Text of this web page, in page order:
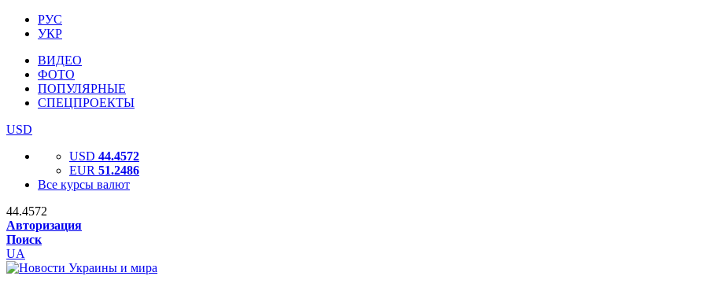
РУС
УКР
ВИДЕО
ФОТО
ПОПУЛЯРНЫЕ
СПЕЦПРОЕКТЫ
USD
USD 44.4572
EUR 51.2486
Все курсы валют
44.4572
Авторизация
Поиск
UA